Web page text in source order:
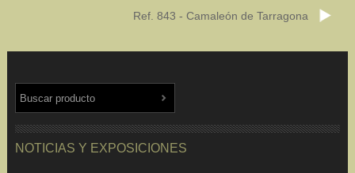
Ref. 843 - Camaleón de Tarragona
NOTICIAS Y EXPOSICIONES